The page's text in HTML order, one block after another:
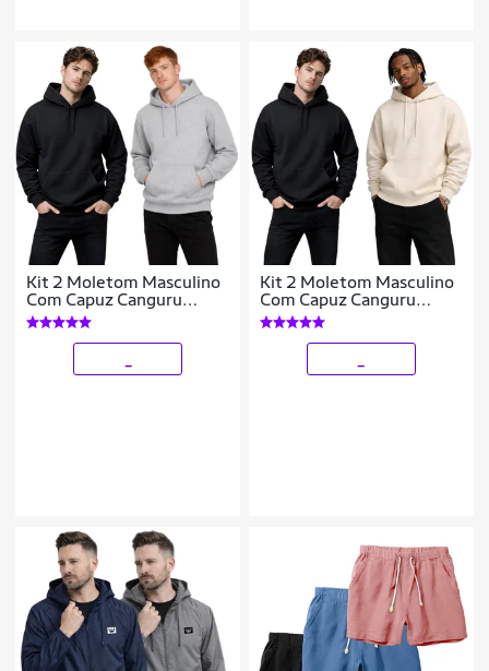
Kit 2 Moletom Masculino
Com Capuz Canguru
Flanelado Casaco De Frio
Casual Inverno
Kit 2 Moletom Masculino
Com Capuz Canguru
Flanelado Casaco De Frio
Casual Inverno